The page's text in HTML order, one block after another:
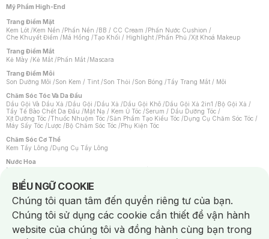
Mỹ Phẩm High-End
Trang Điểm Mặt
Kem Lót /Kem Nền /Phấn Nền /BB / CC Cream /Phấn Nước Cushion /
Che Khuyết Điểm /Má Hồng /Tạo Khối / Highlight /Phấn Phủ /Xịt Khoá Makeup
Trang Điểm Mắt
Kẻ Mày /Kẻ Mắt /Phấn Mắt /Mascara
Trang Điểm Môi
Son Dưỡng Môi /Son Kem / Tint /Son Thỏi /Son Bóng /Tẩy Trang Mắt / Môi
Chăm Sóc Tóc Và Da Đầu
Dầu Gội Và Dầu Xả /Dầu Gội /Dầu Xả /Dầu Gội Khô /Dầu Gội Xả 2in1 /Bộ Gội Xả /
Tẩy Tế Bào Chết Da Đầu /Mặt Nạ / Kem Ủ Tóc /Serum / Dầu Dưỡng Tóc /
Xịt Dưỡng Tóc /Thuốc Nhuộm Tóc /Sản Phẩm Tạo Kiểu Tóc /Dụng Cụ Chăm Sóc Tóc /
Máy Sấy Tóc /Lược /Bộ Chăm Sóc Tóc /Phụ Kiện Tóc
Chăm Sóc Cơ Thể
Kem Tẩy Lông /Dụng Cụ Tẩy Lông
Nước Hoa
Nước Hoa Nữ
Chăm Sóc Cá Nhân
Chống Muỗi /Khẩu Trang /Máy Massage/Mặt Nạ Xông Hơi /Nước Rửa Tay/
Sản Phẩm Chăm Sóc Khác /Bàn Chải Đánh Răng /Bàn Chải Điện/
Hỗ Trợ Trắng Răng/Kem Đánh Răng /Máy Tăm Nước/ Nước Súc Miệng/
Tăm / Chỉ Nha Khoa/ Xịt Thơm Miệng / Dung Dịch Vệ Sinh/Dưỡng Vùng Kín/
Khăn Ướt Vệ Sinh Vùng Kín/Băng Vệ Sinh/Tampon/Bọt Cạo Râu /Dao Cạo Râu/
Máy Cạo Râu
BIỂU NGỮ COOKIE
Notice about cookies usage
Chúng tôi quan tâm đến quyền riêng tư của bạn.
Chúng tôi sử dụng các cookie cần thiết để vận hành
website của chúng tôi và đồng hành cùng bạn trong